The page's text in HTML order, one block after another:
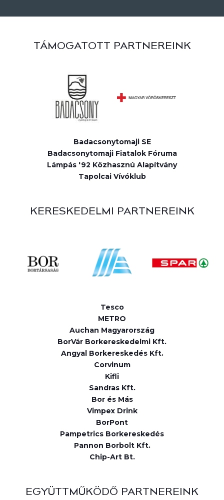
TÁMOGATOTT PARTNEREINK
Badacsonytomaji SE
Badacsonytomaji Fiatalok Fóruma
Lámpás '92 Közhasznú Alapítvány
Tapolcai Vívóklub
KERESKEDELMI PARTNEREINK
Tesco
METRO
Auchan Magyarország
BorVár Borkereskedelmi Kft.
Angyal Borkereskedés Kft.
Corvinum
Kifli
Sandras Kft.
Bor és Más
Vimpex Drink
BorPont
Pampetrics Borkereskedés
Pannon Borbolt Kft.
Chip-Art Bt.
EGYÜTTMŰKÖDŐ PARTNEREINK